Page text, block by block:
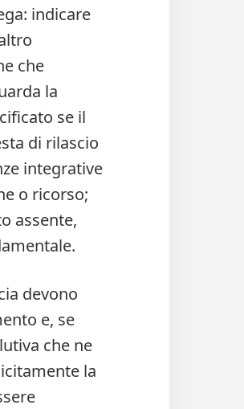
indicare
che
la
se il
di rilascio
integrative
o ricorso;
assente,
devono
e, se
che ne
la